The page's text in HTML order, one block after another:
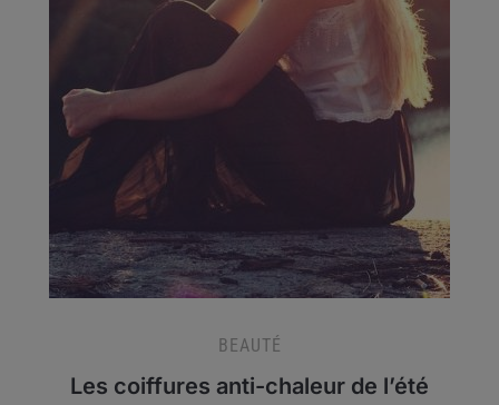
BEAUTÉ
Les coiffures anti-chaleur de l’été